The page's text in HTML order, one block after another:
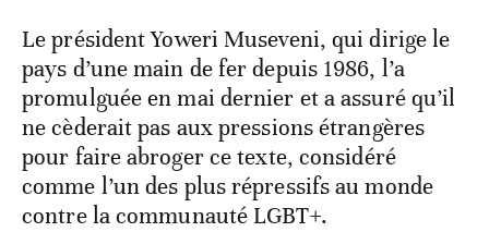
Le président Yoweri Museveni, qui dirige le
pays d’une main de fer depuis 1986, l’a
promulguée en mai dernier et a assuré qu’il
ne cèderait pas aux pressions étrangères
pour faire abroger ce texte, considéré
comme l’un des plus répressifs au monde
contre la communauté LGBT+.